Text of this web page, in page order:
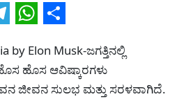
WhatsApp
Share
Elon Musk-ಜಗತ್ತಿನಲ್ಲಿ
ಹೊಸ ಆವಿಷ್ಕಾರಗಳು
ಜೀವನ ಸುಲಭ ಮತ್ತು ಸರಳವಾಗಿದೆ.